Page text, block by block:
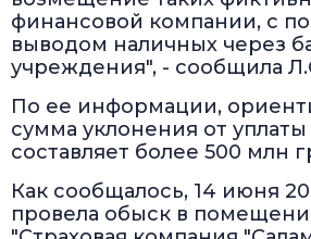
финансовой компании, с
выводом наличных через
учреждения", - сообщила
По ее информации,
сумма уклонения от уплаты
составляет более 500 млн
Как сообщалось, 14 июня
провела обыск в